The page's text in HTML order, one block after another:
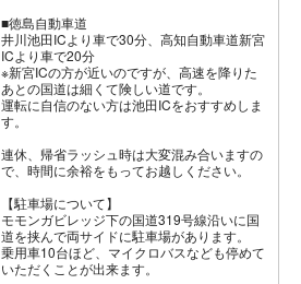
■徳島自動車道
井川池田ICより車で30分、高知自動車道新宮
ICより車で20分
※新宮ICの方が近いのですが、高速を降りた
あとの国道は細くて険しい道です。
運転に自信のない方は池田ICをおすすめしま
す。
連休、帰省ラッシュ時は大変混み合いますの
で、時間に余裕をもってお越しください。
【駐車場について】
モモンガビレッジ下の国道319号線沿いに国
道を挟んで両サイドに駐車場があります。
乗用車10台ほど、マイクロバスなども停めて
いただくことが出来ます。